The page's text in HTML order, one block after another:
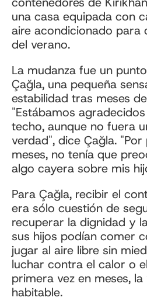
una casa equipada con
aire acondicionado para
del verano.
La mudanza fue un
Çağla, una pequeña
estabilidad tras meses
"Estábamos
techo, aunque no fuera
verdad", dice Çağla.
meses, no tenía que
algo cayera sobre mis
Para Çağla, recibir el
era sólo cuestión de
recuperar la dignidad y
sus hijos podían comer
jugar al aire libre sin
luchar contra el calor o
primera vez en meses,
habitable.